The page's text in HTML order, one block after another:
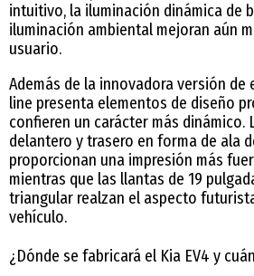
intuitivo, la iluminación dinámica de
iluminación ambiental mejoran aún
usuario.
Además de la innovadora versión de
line presenta elementos de diseño
confieren un carácter más dinámico.
delantero y trasero en forma de ala
proporcionan una impresión más
mientras que las llantas de 19
triangular realzan el aspecto
vehículo.
¿Dónde se fabricará el Kia EV4 y